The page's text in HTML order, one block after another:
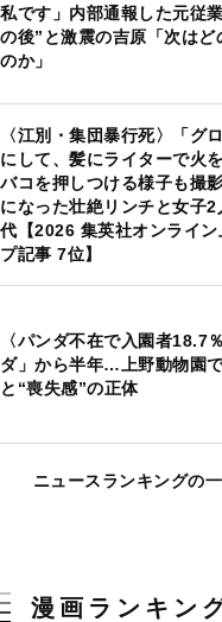
私です」内部通報した元従
の後”と激震の吉原「次はど
のか」
〈江別・集団暴行死〉「グ
にして、髪にライターで火
バコを押しつける様子も撮
になった壮絶リンチと女子2
代【2026 集英社オンライ
プ記事 7位】
〈パンダ不在で入園者18.7
ダ」から半年…上野動物園
と“喪失感”の正体
ニュースランキングの
漫画ランキン